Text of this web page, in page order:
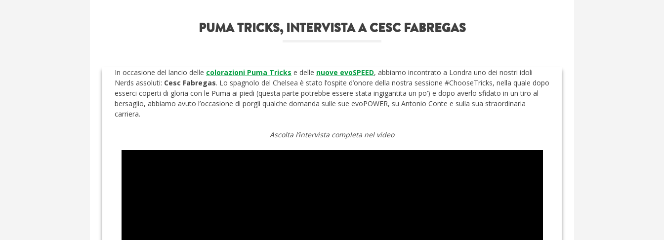
PUMA TRICKS, INTERVISTA A CESC FABREGAS
In occasione del lancio delle colorazioni Puma Tricks e delle nuove evoSPEED, abbiamo incontrato a Londra uno dei nostri idoli
Nerds assoluti: Cesc Fabregas. Lo spagnolo del Chelsea è stato l’ospite d’onore della nostra sessione #ChooseTricks, nella quale dopo
esserci coperti di gloria con le Puma ai piedi (questa parte potrebbe essere stata ingigantita un po’) e dopo averlo sfidato in un tiro al
bersaglio, abbiamo avuto l’occasione di porgli qualche domanda sulle sue evoPOWER, su Antonio Conte e sulla sua straordinaria
carriera.
Ascolta l’intervista completa nel video